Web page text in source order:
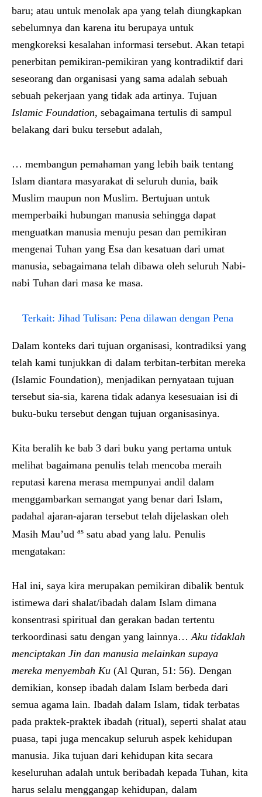
baru; atau untuk menolak apa yang telah diungkapkan
sebelumnya dan karena itu berupaya untuk
mengkoreksi kesalahan informasi tersebut. Akan tetapi
penerbitan pemikiran-pemikiran yang kontradiktif dari
seseorang dan organisasi yang sama adalah sebuah
sebuah pekerjaan yang tidak ada artinya. Tujuan
Islamic Foundation, sebagaimana tertulis di sampul
belakang dari buku tersebut adalah,
… membangun pemahaman yang lebih baik tentang
Islam diantara masyarakat di seluruh dunia, baik
Muslim maupun non Muslim. Bertujuan untuk
memperbaiki hubungan manusia sehingga dapat
menguatkan manusia menuju pesan dan pemikiran
mengenai Tuhan yang Esa dan kesatuan dari umat
manusia, sebagaimana telah dibawa oleh seluruh Nabi-
nabi Tuhan dari masa ke masa.
Terkait: Jihad Tulisan: Pena dilawan dengan Pena
Dalam konteks dari tujuan organisasi, kontradiksi yang
telah kami tunjukkan di dalam terbitan-terbitan mereka
(Islamic Foundation), menjadikan pernyataan tujuan
tersebut sia-sia, karena tidak adanya kesesuaian isi di
buku-buku tersebut dengan tujuan organisasinya.
Kita beralih ke bab 3 dari buku yang pertama untuk
melihat bagaimana penulis telah mencoba meraih
reputasi karena merasa mempunyai andil dalam
menggambarkan semangat yang benar dari Islam,
padahal ajaran-ajaran tersebut telah dijelaskan oleh
Masih Mau’ud as satu abad yang lalu. Penulis
mengatakan:
Hal ini, saya kira merupakan pemikiran dibalik bentuk
istimewa dari shalat/ibadah dalam Islam dimana
konsentrasi spiritual dan gerakan badan tertentu
terkoordinasi satu dengan yang lainnya…Aku tidaklah
menciptakan Jin dan manusia melainkan supaya
mereka menyembah Ku (Al Quran, 51: 56). Dengan
demikian, konsep ibadah dalam Islam berbeda dari
semua agama lain. Ibadah dalam Islam, tidak terbatas
pada praktek-praktek ibadah (ritual), seperti shalat atau
puasa, tapi juga mencakup seluruh aspek kehidupan
manusia. Jika tujuan dari kehidupan kita secara
keseluruhan adalah untuk beribadah kepada Tuhan, kita
harus selalu menggangap kehidupan, dalam